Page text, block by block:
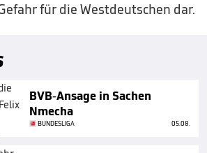
für die Westdeutschen dar.
BVB-Ansage in Sachen
Nmecha
BUNDESLIGA 05.08.